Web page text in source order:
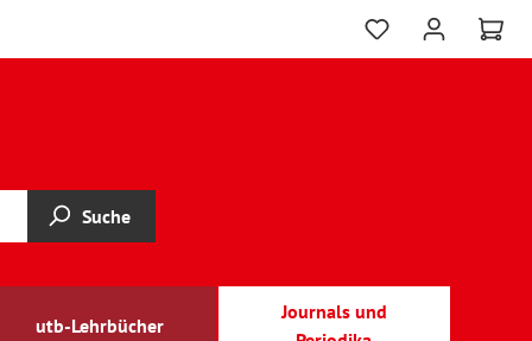
Suche
utb-Lehrbücher
Journals und